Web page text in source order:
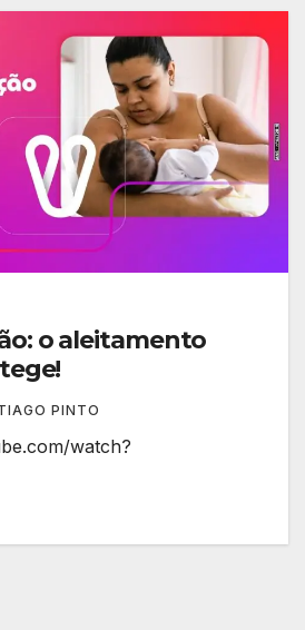
o aleitamento
PINTO
watch?